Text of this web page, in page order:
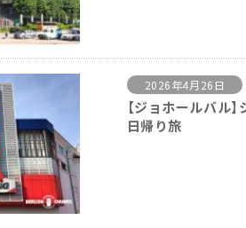
2026年4月26日
【ジョホールバル
日帰り旅